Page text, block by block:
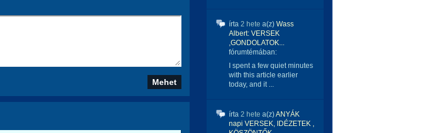
írta 2 hete a(z) Wass
Albert: VERSEK
,GONDOLATOK...
fórumtémában:
I spent a few quiet minutes
with this article earlier
today, and it ...
írta 2 hete a(z)ANYÁK
napi VERSEK, IDÉZETEK ,